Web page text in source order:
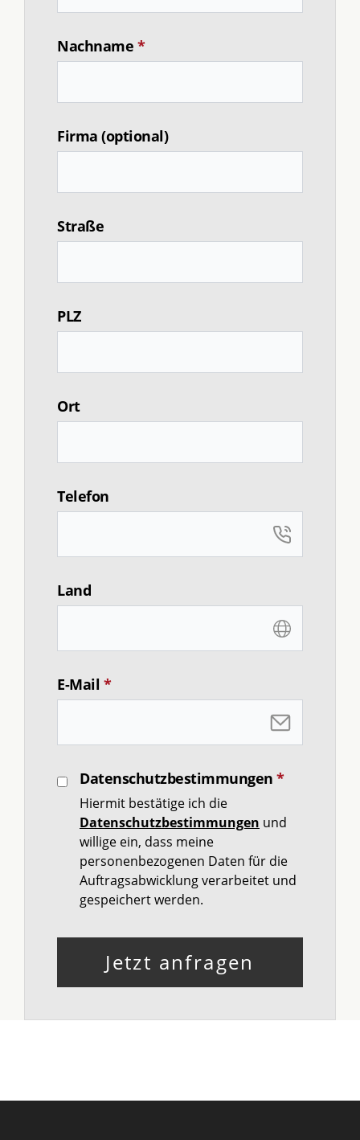
Nachname *
Firma (optional)
Straße
PLZ
Ort
Telefon
Land
E-Mail *
Datenschutzbestimmungen *
Hiermit bestätige ich die
Datenschutz­bestimmungen und
willige ein, dass meine
personenbezogenen Daten für die
Auftragsabwicklung verarbeitet und
gespeichert werden.
Jetzt anfragen